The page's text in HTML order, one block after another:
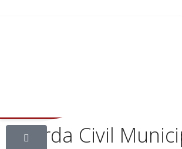
Guarda Civil